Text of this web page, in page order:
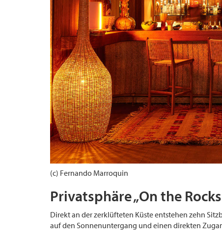
(c) Fernando Marroquin
Privatsphäre „On the
Direkt an der zerklüfteten Küste entstehen zehn
auf den Sonnenuntergang und einen direkten